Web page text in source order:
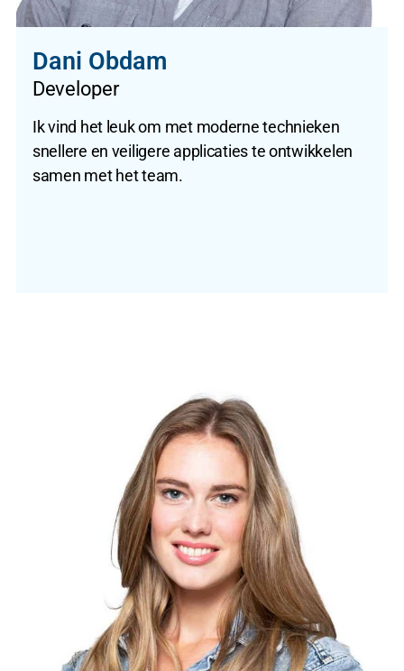
Dani Obdam
Developer
Ik vind het leuk om met moderne technieken
snellere en veiligere applicaties te ontwikkelen
samen met het team.